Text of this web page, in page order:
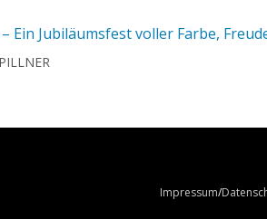
Ein Jubiläumsfest voller Farbe,
Impressum